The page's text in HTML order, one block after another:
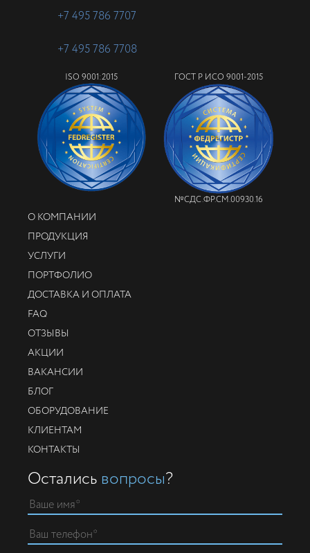
+7 495 786 7707
+7 495 786 7708
ISO 9001:2015 ГОСТ Р ИСО 9001-2015
№СДС.ФР.СМ.00930.16
О КОМПАНИИ
ПРОДУКЦИЯ
УСЛУГИ
ПОРТФОЛИО
ДОСТАВКА И ОПЛАТА
FAQ
ОТЗЫВЫ
АКЦИИ
ВАКАНСИИ
БЛОГ
ОБОРУДОВАНИЕ
КЛИЕНТАМ
КОНТАКТЫ
Остались вопросы?